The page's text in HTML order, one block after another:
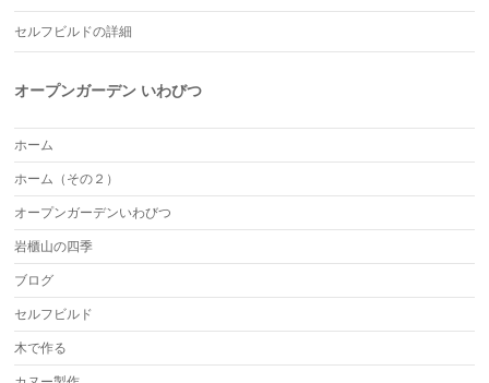
セルフビルドの詳細
オープンガーデン いわびつ
ホーム
ホーム（その２）
オープンガーデンいわびつ
岩櫃山の四季
ブログ
セルフビルド
木で作る